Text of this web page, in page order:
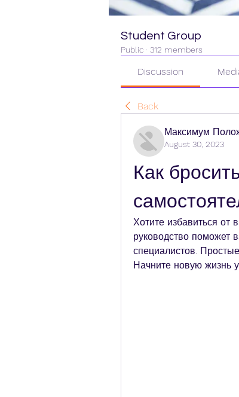
Student Group
Public · 312 members
Discussion
Back
Максимум
August 30, 2023
Как
Хотите избавиться
руководство поможет
специалистов.
Начните новую жизнь